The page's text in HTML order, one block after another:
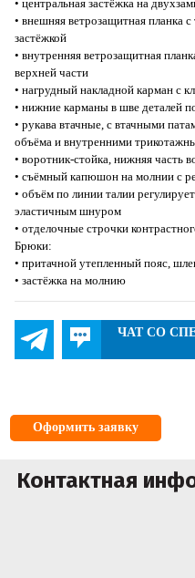
• центральная застёжка на
• внешняя ветрозащитная планка с
застёжкой
• внутренняя ветрозащитная
верхней части
• нагрудный накладной карман с
• нижние карманы в шве деталей
• рукава втачные, с втачными
объёма и внутренними
• воротник-стойка, нижняя часть
• съёмный капюшон на молнии с
• объём по линии талии
эластичным шнуром
• отделочные строчки
Брюки:
• притачной утепленный пояс,
• застёжка на молнию
ЧАТ СО
Оформить заявку
Контактная